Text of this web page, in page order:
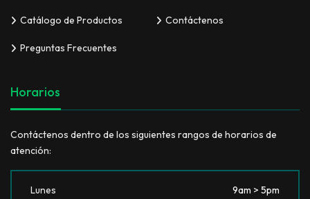
Catálogo de Productos Contáctenos
Preguntas Frecuentes
Horarios
Contáctenos dentro de los siguientes rangos de horarios de
atención:
Lunes
9am > 5pm